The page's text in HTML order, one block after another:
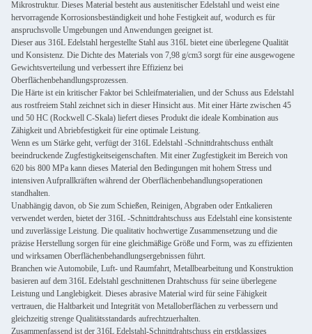
Mikrostruktur. Dieses Material besteht aus austenitischer Edelstahl und weist eine
hervorragende Korrosionsbeständigkeit und hohe Festigkeit auf, wodurch es für
anspruchsvolle Umgebungen und Anwendungen geeignet ist.
Dieser aus 316L Edelstahl hergestellte Stahl aus 316L bietet eine überlegene Qualität
und Konsistenz. Die Dichte des Materials von 7,98 g/cm3 sorgt für eine ausgewogene
Gewichtsverteilung und verbessert ihre Effizienz bei
Oberflächenbehandlungsprozessen.
Die Härte ist ein kritischer Faktor bei Schleifmaterialien, und der Schuss aus Edelstahl
aus rostfreiem Stahl zeichnet sich in dieser Hinsicht aus. Mit einer Härte zwischen 45
und 50 HC (Rockwell C-Skala) liefert dieses Produkt die ideale Kombination aus
Zähigkeit und Abriebfestigkeit für eine optimale Leistung.
Wenn es um Stärke geht, verfügt der 316L Edelstahl -Schnittdrahtschuss enthält
beeindruckende Zugfestigkeitseigenschaften. Mit einer Zugfestigkeit im Bereich von
620 bis 800 MPa kann dieses Material den Bedingungen mit hohem Stress und
intensiven Aufprallkräften während der Oberflächenbehandlungsoperationen
standhalten.
Unabhängig davon, ob Sie zum Schießen, Reinigen, Abgraben oder Entkalieren
verwendet werden, bietet der 316L -Schnittdrahtschuss aus Edelstahl eine konsistente
und zuverlässige Leistung. Die qualitativ hochwertige Zusammensetzung und die
präzise Herstellung sorgen für eine gleichmäßige Größe und Form, was zu effizienten
und wirksamen Oberflächenbehandlungsergebnissen führt.
Branchen wie Automobile, Luft- und Raumfahrt, Metallbearbeitung und Konstruktion
basieren auf dem 316L Edelstahl geschnittenen Drahtschuss für seine überlegene
Leistung und Langlebigkeit. Dieses abrasive Material wird für seine Fähigkeit
vertrauen, die Haltbarkeit und Integrität von Metalloberflächen zu verbessern und
gleichzeitig strenge Qualitätsstandards aufrechtzuerhalten.
Zusammenfassend ist der 316L Edelstahl-Schnittdrahtschuss ein erstklassiges